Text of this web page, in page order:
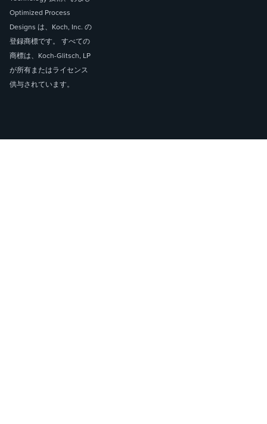
Optimized Process
Designs は、Koch, Inc. の
登録商標です。 すべての
商標は、Koch-Glitsch, LP
が所有またはライセンス
供与されています。